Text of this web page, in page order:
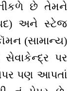
છે તેમને
અને સ્ટેજ
(સામાન્ય)
પર
પણ આપતાં